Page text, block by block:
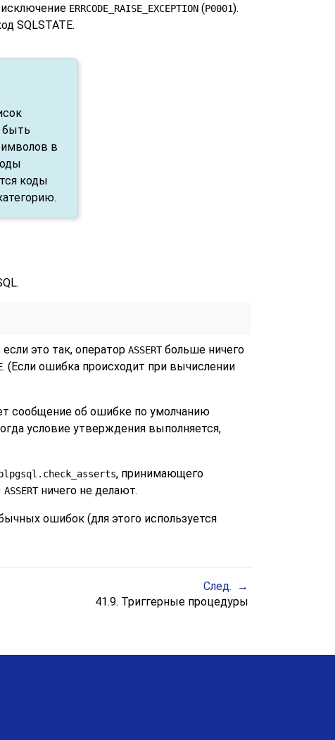
ERRCODE_RAISE_EXCEPTION (P0001).
SQLSTATE.
быть
в
коды
.
это так, оператор ASSERTбольше ничего
. (Если ошибка происходит при вычислении
сообщение об ошибке по умолчанию
условие утверждения выполняется,
, принимающего
ASSERTничего не делают.
ошибок (для этого используется
След.
41.9. Триггерные процедуры